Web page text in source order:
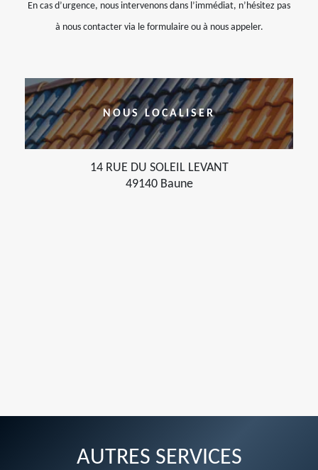
En cas d’urgence, nous intervenons dans l’immédiat, n’hésitez pas
à nous contacter via le formulaire ou à nous appeler.
NOUS LOCALISER
14 RUE DU SOLEIL LEVANT
49140 Baune
AUTRES SERVICES